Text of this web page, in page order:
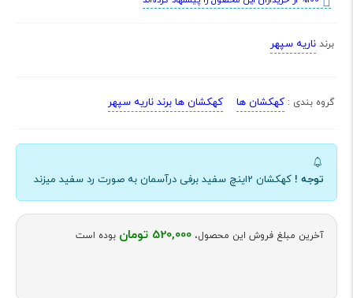
برند ناریه سپهر
گروه بندی : کهکشان ها کهکشان ها برند ناریه سپهر
توجه ! کهکشان 2اینچ سفید برفی درآسمان به صورت رد سفید میزند
آخرین مبلغ فروش این محصول، 520,000 تومان بوده است